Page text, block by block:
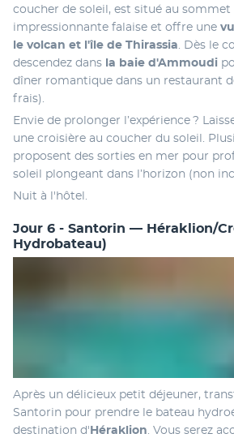
coucher de soleil, est situé au sommet
impressionnante falaise et offre une
le volcan et l'île de Thirassia . Dès le
descendez dans la baie d'Ammoudi
dîner romantique dans un restaurant
frais).
Envie de prolonger l’expérience ?
une croisière au coucher du soleil.
proposent des sorties en mer pour
soleil plongeant dans l’horizon (non
Nuit à l'hôtel.
Jour 6 - Santorin — Héraklion/
Hydrobateau)
Après un délicieux petit déjeuner,
Santorin pour prendre le bateau
destination d' Héraklion. Vous serez